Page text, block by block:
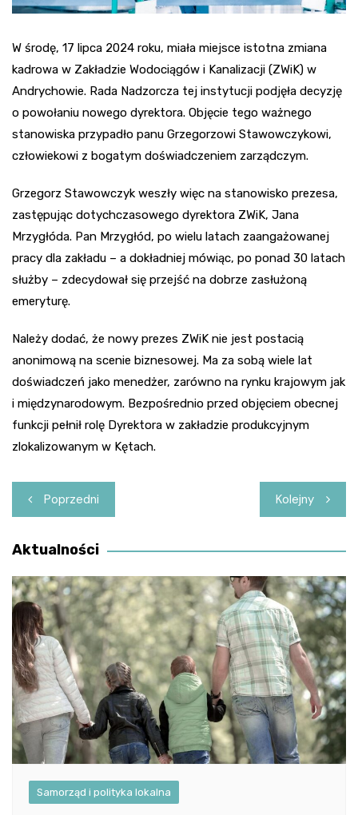
W środę, 17 lipca 2024 roku, miała miejsce istotna zmiana
kadrowa w Zakładzie Wodociągów i Kanalizacji (ZWiK) w
Andrychowie. Rada Nadzorcza tej instytucji podjęła decyzję
o powołaniu nowego dyrektora. Objęcie tego ważnego
stanowiska przypadło panu Grzegorzowi Stawowczykowi,
człowiekowi z bogatym doświadczeniem zarządczym.
Grzegorz Stawowczyk weszły więc na stanowisko prezesa,
zastępując dotychczasowego dyrektora ZWiK, Jana
Mrzygłóda. Pan Mrzygłód, po wielu latach zaangażowanej
pracy dla zakładu – a dokładniej mówiąc, po ponad 30 latach
służby – zdecydował się przejść na dobrze zasłużoną
emeryturę.
Należy dodać, że nowy prezes ZWiK nie jest postacią
anonimową na scenie biznesowej. Ma za sobą wiele lat
doświadczeń jako menedżer, zarówno na rynku krajowym jak
i międzynarodowym. Bezpośrednio przed objęciem obecnej
funkcji pełnił rolę Dyrektora w zakładzie produkcyjnym
zlokalizowanym w Kętach.
Nawigacja
wpisu
Poprzedni Kolejny
Aktualności
Samorząd i polityka lokalna